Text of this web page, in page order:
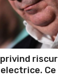
Ce